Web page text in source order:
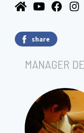
share
MANAGER